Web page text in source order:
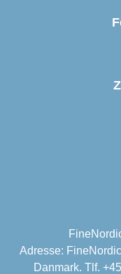
Adresse:
Danmark. Tlf.